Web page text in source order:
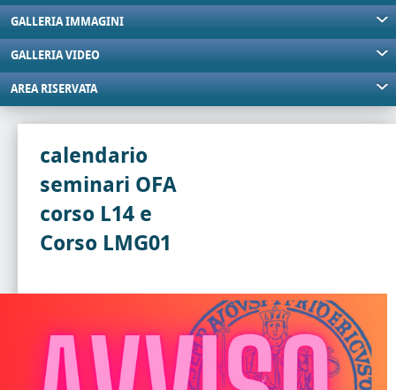
GALLERIA IMMAGINI
GALLERIA VIDEO
AREA RISERVATA
calendario
seminari OFA
corso L14 e
Corso LMG01